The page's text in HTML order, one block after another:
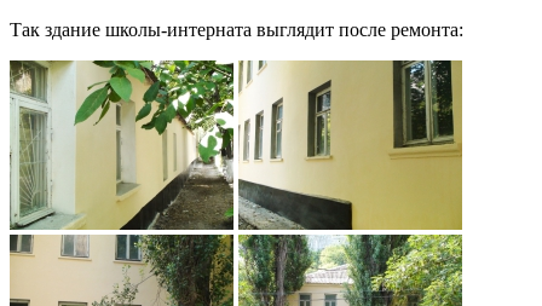
Так здание школы-интерната выглядит после ремонта: